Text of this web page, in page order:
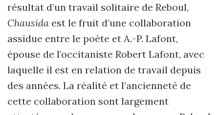
résultat d’un travail solitaire de Reboul,
Chausida est le fruit d’une collaboration
assidue entre le poète et A.-P. Lafont,
épouse de l’occitaniste Robert Lafont, avec
laquelle il est en relation de travail depuis
des années. La réalité et l’ancienneté de
cette collaboration sont largement